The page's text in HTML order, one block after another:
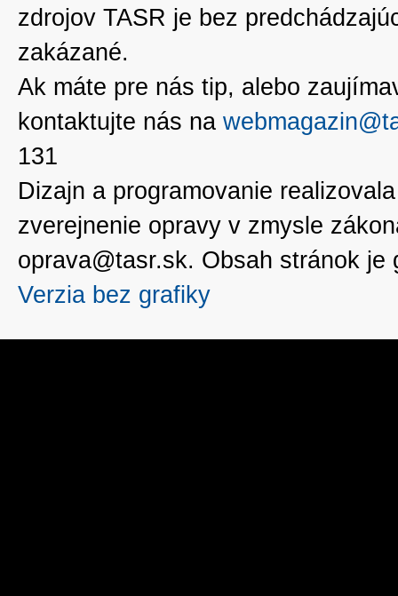
zdrojov TASR je bez
zakázané.
Ak máte pre nás tip, alebo
kontaktujte nás na
131
Dizajn a programovanie
zverejnenie opravy v zmysle
oprava@tasr.sk. Obsah stránok
Verzia bez grafiky